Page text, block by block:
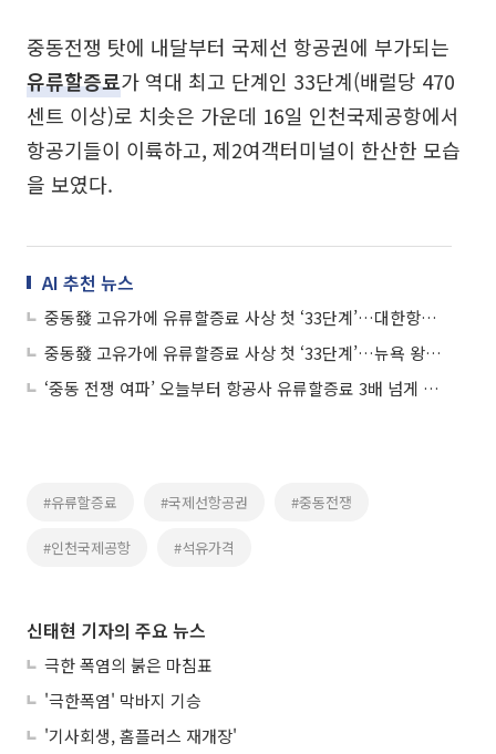
중동전쟁 탓에 내달부터 국제선 항공권에 부가되는
유류할증료가 역대 최고 단계인 33단계(배럴당 470
센트 이상)로 치솟은 가운데 16일 인천국제공항에서
항공기들이 이륙하고, 제2여객터미널이 한산한 모습
을 보였다.
AI 추천 뉴스
중동發 고유가에 유류할증료 사상 첫 ‘33단계’…대한항공, 뉴욕 왕복만 110만원
중동發 고유가에 유류할증료 사상 첫 ‘33단계’…뉴욕 왕복만 110만원
‘중동 전쟁 여파’ 오늘부터 항공사 유류할증료 3배 넘게 인상
#유류할증료 #국제선항공권 #중동전쟁
#인천국제공항 #석유가격
신태현 기자의 주요 뉴스
극한 폭염의 붉은 마침표
'극한폭염' 막바지 기승
'기사회생, 홈플러스 재개장'